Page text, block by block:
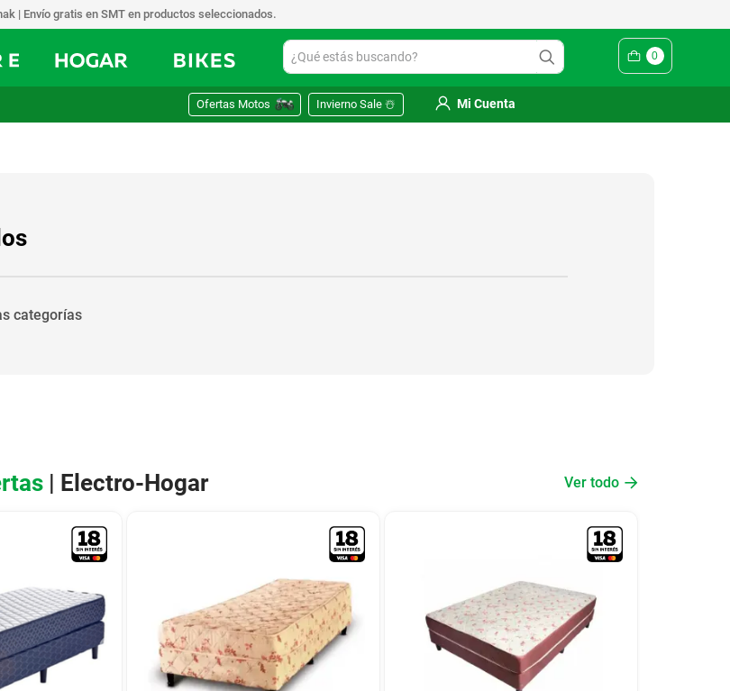
| Envío gratis en SMT en productos seleccionados.
¿Qué estás buscando? 0
Ofertas Motos Invierno Sale ☃️ Mi Cuenta
categorías
| Electro-Hogar Ver todo